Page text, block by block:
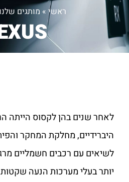
ראשי » מותגים
לאחר שנים בהן לקסוס הייתה
היברידיים, מחלקת המחקר
לשיאים עם רכבים חשמליים
יותר בעלי מערכות הנעה